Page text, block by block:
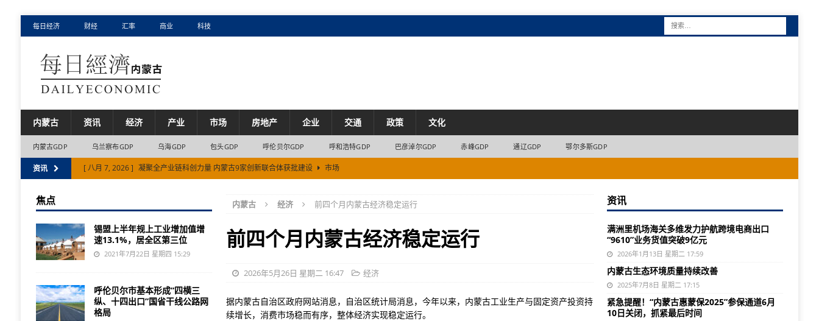
每日经济 财经 汇率 商业 科技
内蒙古 资讯 经济 产业 市场 房地产 企业 交通 政策 文化
内蒙古GDP 乌兰察布GDP 乌海GDP 包头GDP 呼伦贝尔GDP 呼和浩特GDP 巴彦淖尔GDP 赤峰GDP 通辽GDP 鄂尔多斯GDP
资讯 [ 八月 7, 2026 ] 凝聚全产业链科创力量 内蒙古9家创新联合体获批建设
市场
[ 八月 6, 2026 ] 上半年民间投资增速比全国平均水平高出近17% 内蒙古民营经济8.2%的增长来自哪里
[ 八月 7, 2026 ] 包头市产业链创新联合体数量居内蒙古自治区首位
产业
[ 八月 7, 2026 ] 内蒙古交通系统聚焦赛事保障核心任务护航“十六运” 交通
内蒙古 经济 前四个月内蒙古经济稳定运行
前四个月内蒙古经济稳定运行
2026年5月26日 星期二 16:47 经济
据内蒙古自治区政府网站消息，自治区统计局消息，今年以来，内蒙古工业生产与固定资产投资持
续增长，消费市场稳而有序，整体经济实现稳定运行。
焦点
锡盟上半年规上工业增加值增
速13.1%，居全区第三位
2021年7月22日 星期四 15:29
呼伦贝尔市基本形成“四横三
纵、十四出口”国省干线公路网
格局
资讯
满洲里机场海关多维发力护航跨境电商出口
“9610”业务货值突破9亿元
2026年1月13日 星期二 17:59
内蒙古生态环境质量持续改善
2025年7月8日 星期二 17:15
紧急提醒！“内蒙古惠蒙保2025”参保通道6月
10日关闭，抓紧最后时间